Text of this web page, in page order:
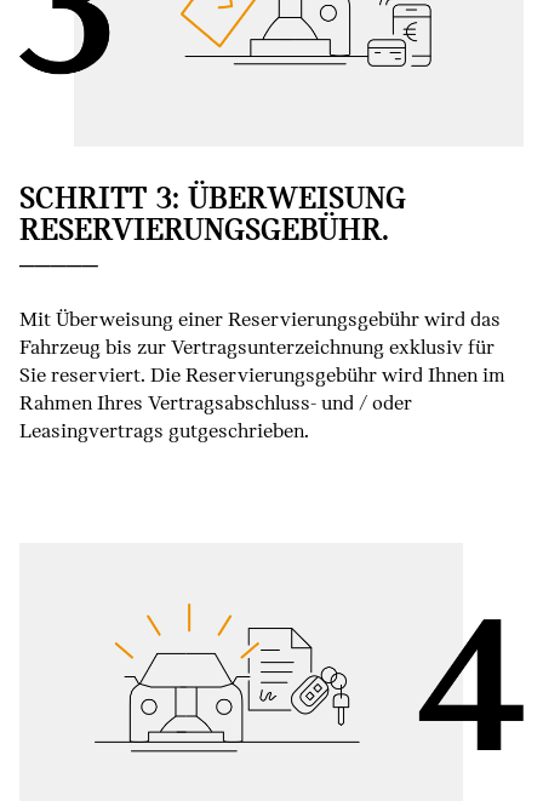
SCHRITT 3: ÜBERWEISUNG
RESERVIERUNGSGEBÜHR.
Mit Überweisung einer Reservierungsgebühr wird das
Fahrzeug bis zur Vertragsunterzeichnung exklusiv für
Sie reserviert. Die Reservierungsgebühr wird Ihnen im
Rahmen Ihres Vertragsabschluss- und / oder
Leasingvertrags gutgeschrieben.